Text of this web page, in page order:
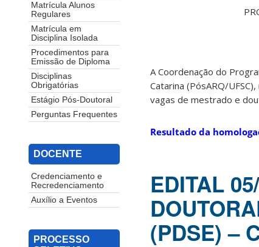
Matrícula Alunos
Regulares
Matrícula em
Disciplina Isolada
Procedimentos para
Emissão de Diploma
Disciplinas
Obrigatórias
Estágio Pós-Doutoral
Perguntas Frequentes
DOCENTE
Credenciamento e
Recredenciamento
Auxílio a Eventos
PROCESSO
A Coordenação do
Catarina (PósARQ/
vagas de mestrado e
Resultado da
EDITAL
(PDSE) –